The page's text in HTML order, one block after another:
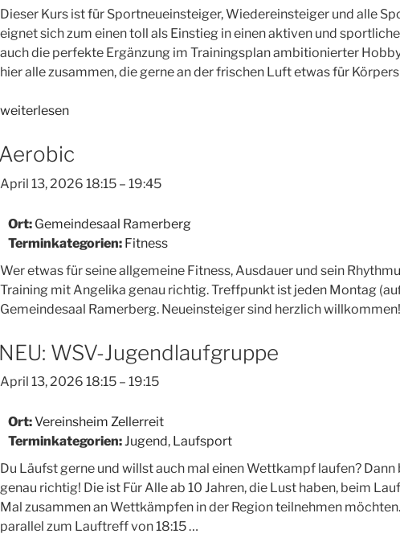
Dieser Kurs ist für Sportneueinsteiger, Wiedereinsteiger und alle
eignet sich zum einen toll als Einstieg in einen aktiven und
auch die perfekte Ergänzung im Trainingsplan ambitionierter
hier alle zusammen, die gerne an der frischen Luft etwas für
„Nordic
mit
Monika“
weiterlesen
April 13, 2026 18:15 – 19:45
Ort: Gemeindesaal Ramerberg
Terminkategorien: Fitness
Wer etwas für seine allgemeine Fitness, Ausdauer und sein
Training mit Angelika genau richtig. Treffpunkt ist jeden Montag
Gemeindesaal Ramerberg. Neueinsteiger sind herzlich willkommen!
WSV-Jugendlaufgruppe
April 13, 2026 18:15 – 19:15
Ort:Vereinsheim Zellerreit
Terminkategorien:Jugend, Laufsport
Du Läufst gerne und willst auch mal einen Wettkampf laufen?
genau richtig! Die ist Für Alle ab 10 Jahren, die Lust haben, beim
Mal zusammen an Wettkämpfen in der Region teilnehmen
parallel zum Lauftreff von 18:15 …